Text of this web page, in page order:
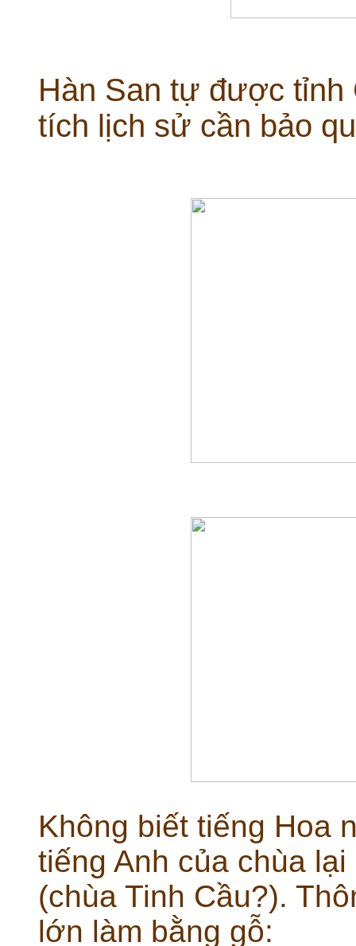
Hàn San tự được tỉnh
tích lịch sử cần bảo
Không biết tiếng Hoa
tiếng Anh của chùa
(chùa Tinh Cầu?).
lớn làm bằng gỗ: